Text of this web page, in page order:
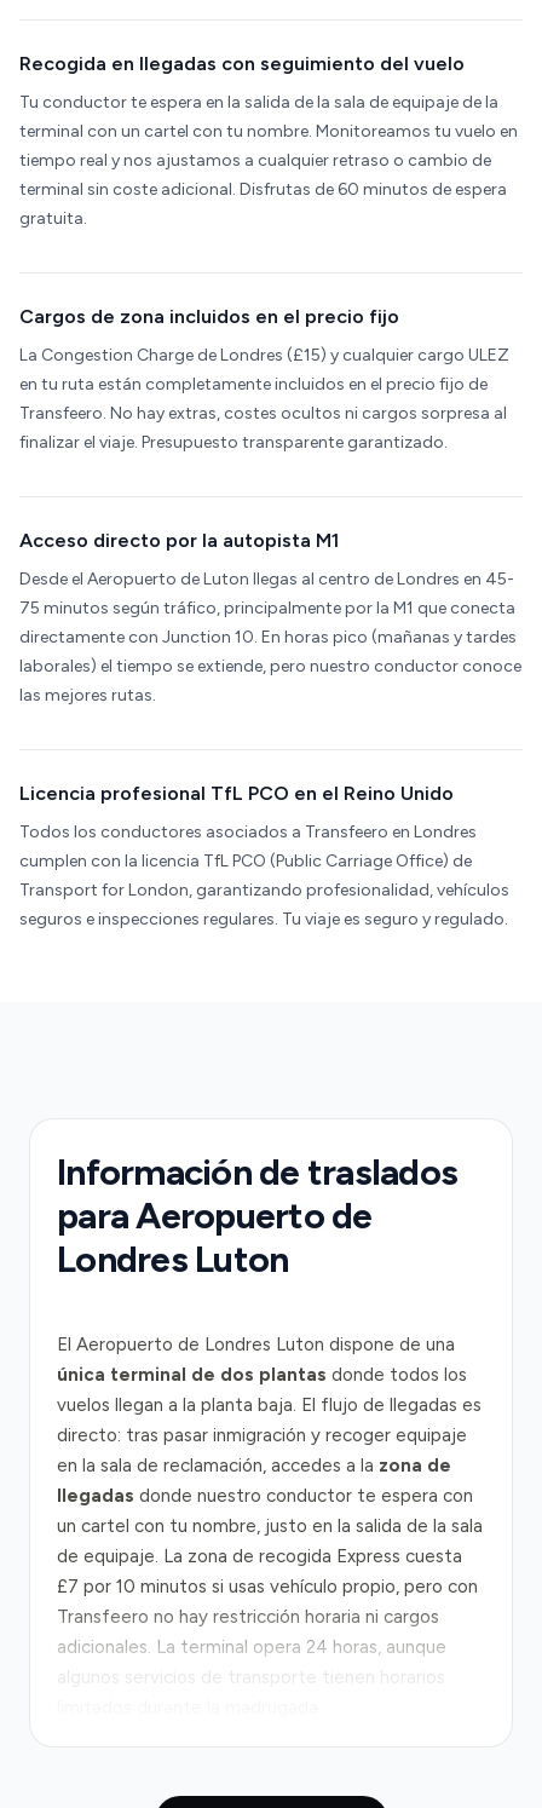
Recogida en llegadas con seguimiento del vuelo
Tu conductor te espera en la salida de la sala de equipaje de la
terminal con un cartel con tu nombre. Monitoreamos tu vuelo en
tiempo real y nos ajustamos a cualquier retraso o cambio de
terminal sin coste adicional. Disfrutas de 60 minutos de espera
gratuita.
Cargos de zona incluidos en el precio fijo
La Congestion Charge de Londres (£15) y cualquier cargo ULEZ
en tu ruta están completamente incluidos en el precio fijo de
Transfeero. No hay extras, costes ocultos ni cargos sorpresa al
finalizar el viaje. Presupuesto transparente garantizado.
Acceso directo por la autopista M1
Desde el Aeropuerto de Luton llegas al centro de Londres en 45-
75 minutos según tráfico, principalmente por la M1 que conecta
directamente con Junction 10. En horas pico (mañanas y tardes
laborales) el tiempo se extiende, pero nuestro conductor conoce
las mejores rutas.
Licencia profesional TfL PCO en el Reino Unido
Todos los conductores asociados a Transfeero en Londres
cumplen con la licencia TfL PCO (Public Carriage Office) de
Transport for London, garantizando profesionalidad, vehículos
seguros e inspecciones regulares. Tu viaje es seguro y regulado.
Información de traslados
para Aeropuerto de
Londres Luton
El Aeropuerto de Londres Luton dispone de una
única terminal de dos plantas donde todos los
vuelos llegan a la planta baja. El flujo de llegadas es
directo: tras pasar inmigración y recoger equipaje
en la sala de reclamación, accedes a la zona de
llegadas donde nuestro conductor te espera con
un cartel con tu nombre, justo en la salida de la sala
de equipaje. La zona de recogida Express cuesta
£7 por 10 minutos si usas vehículo propio, pero con
Transfeero no hay restricción horaria ni cargos
adicionales. La terminal opera 24 horas, aunque
algunos servicios de transporte tienen horarios
aproximadamente 49 kilómetros por la